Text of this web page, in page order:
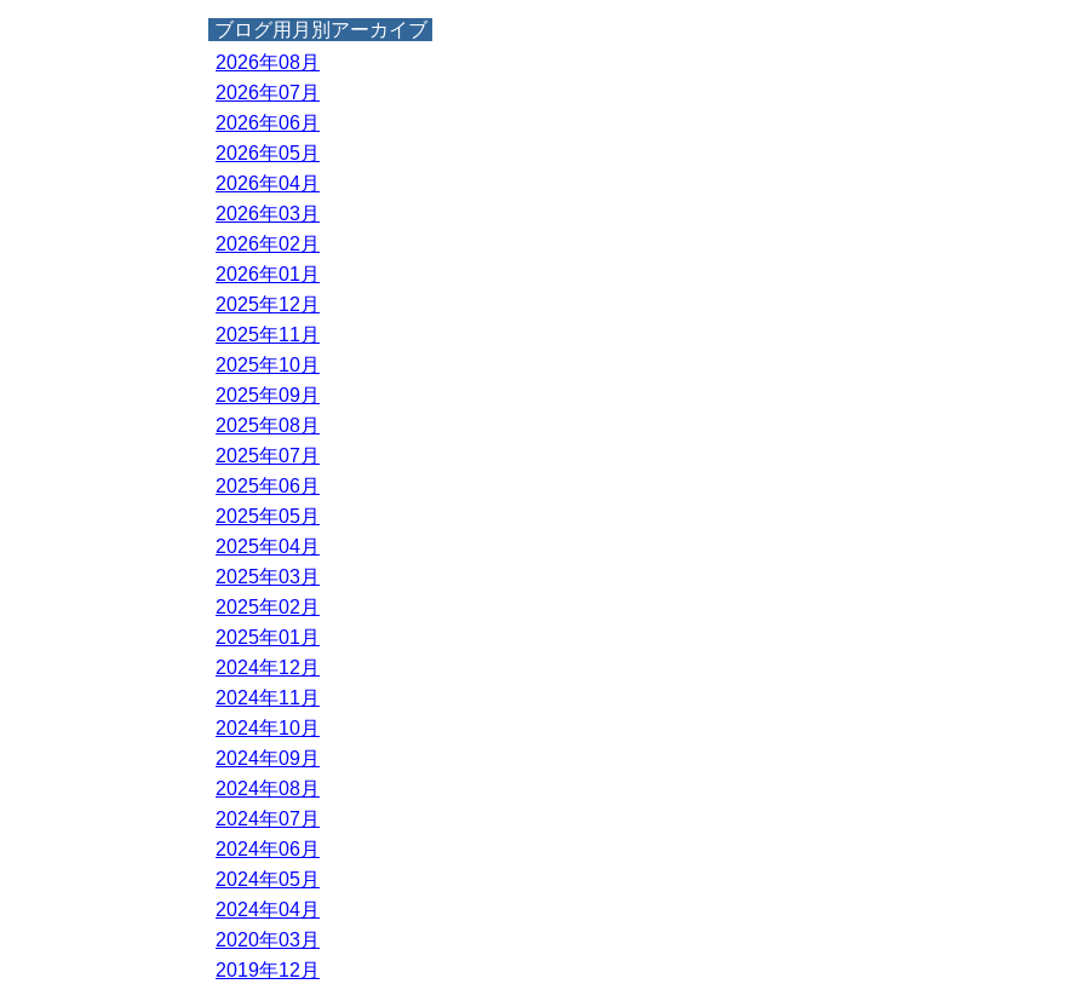
ブログ用月別アーカイブ
2026年08月
2026年07月
2026年06月
2026年05月
2026年04月
2026年03月
2026年02月
2026年01月
2025年12月
2025年11月
2025年10月
2025年09月
2025年08月
2025年07月
2025年06月
2025年05月
2025年04月
2025年03月
2025年02月
2025年01月
2024年12月
2024年11月
2024年10月
2024年09月
2024年08月
2024年07月
2024年06月
2024年05月
2024年04月
2020年03月
2019年12月